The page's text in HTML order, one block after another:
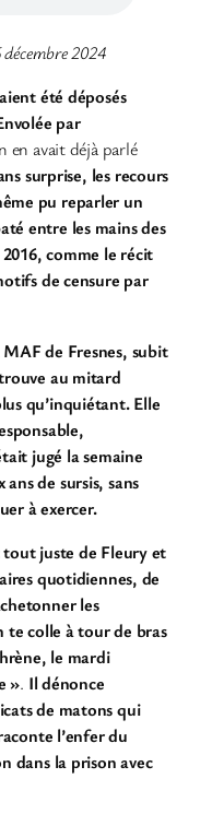
2024
été déposés
par
en avait déjà parlé
surprise, les recours
pu reparler un
entre les mains des
comme le récit
de censure par
de Fresnes, subit
au mitard
qu’inquiétant. Elle
jugé la semaine
de sursis, sans
à exercer.
juste de Fleury et
quotidiennes, de
les
te colle à tour de bras
le mardi
». Il dénonce
de matons qui
l’enfer du
dans la prison avec